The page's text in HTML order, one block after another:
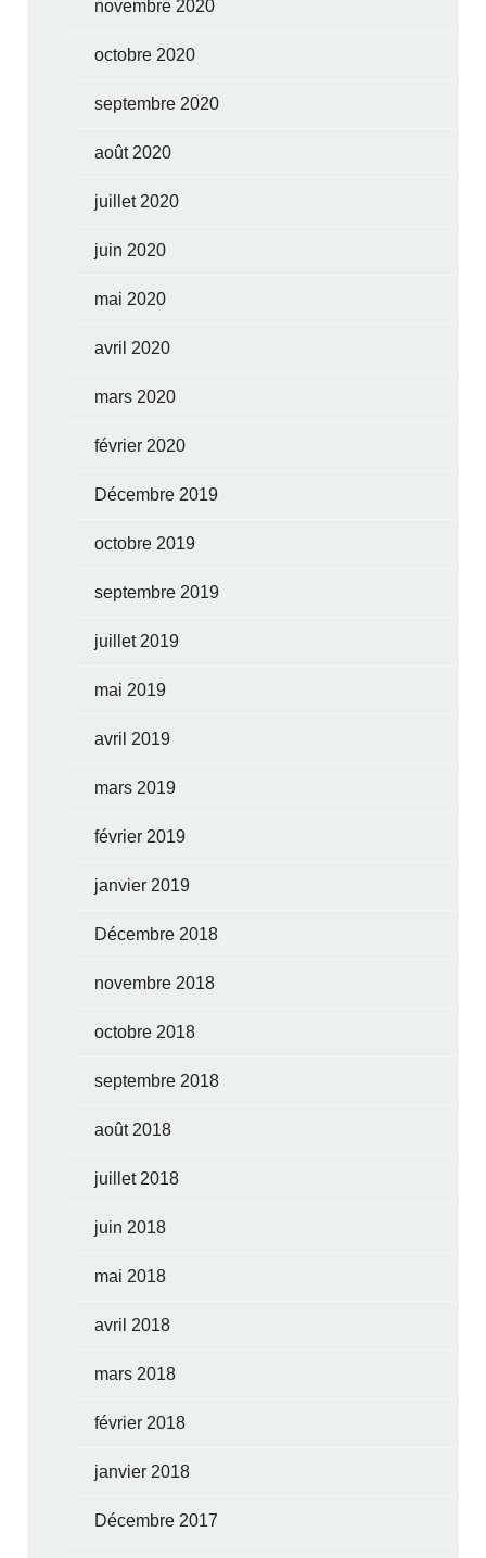
novembre 2020
octobre 2020
septembre 2020
août 2020
juillet 2020
juin 2020
mai 2020
avril 2020
mars 2020
février 2020
Décembre 2019
octobre 2019
septembre 2019
juillet 2019
mai 2019
avril 2019
mars 2019
février 2019
janvier 2019
Décembre 2018
novembre 2018
octobre 2018
septembre 2018
août 2018
juillet 2018
juin 2018
mai 2018
avril 2018
mars 2018
février 2018
janvier 2018
Décembre 2017